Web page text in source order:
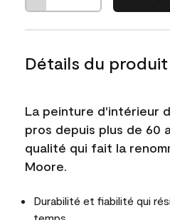
Détails du produit
La peinture d'intérieur
pros depuis plus de 60
qualité qui fait la
Moore.
Durabilité et fiabilité qui
temps